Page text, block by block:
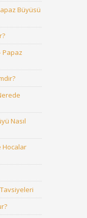
Büyüsü
Papaz
Nasıl
Hocalar